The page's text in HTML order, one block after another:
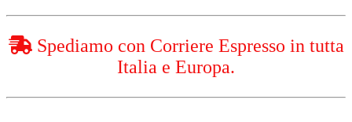
Spediamo con Corriere Espresso in tutta
Italia e Europa.